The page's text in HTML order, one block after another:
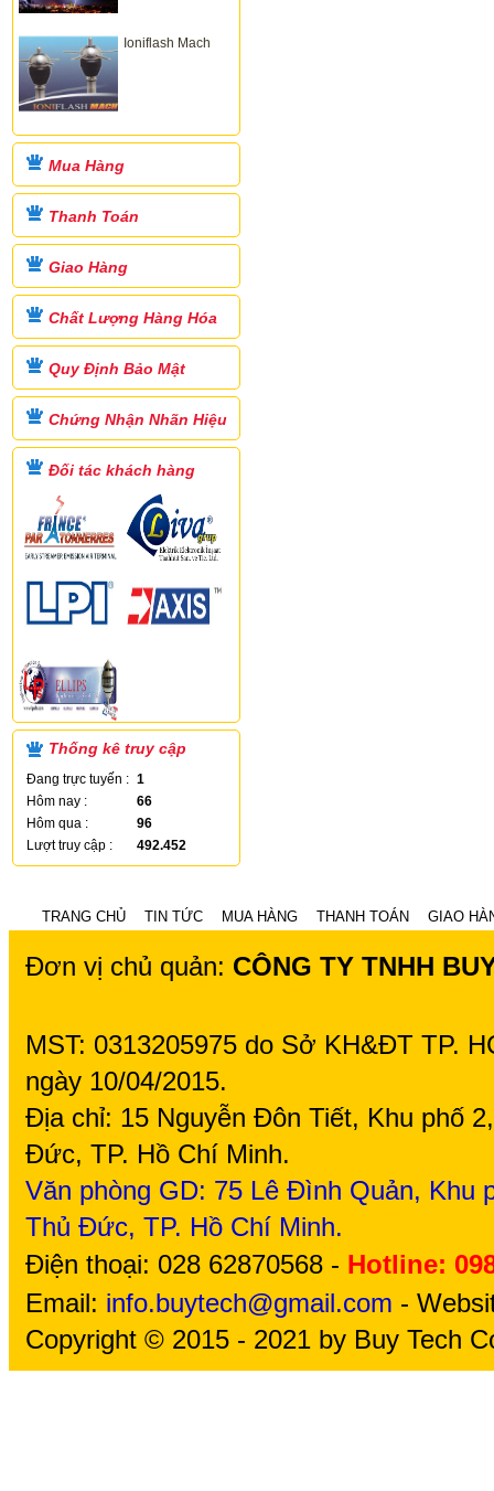
Ioniflash Mach
Mua Hàng
Thanh Toán
Giao Hàng
Chất Lượng Hàng Hóa
Quy Định Bảo Mật
Chứng Nhận Nhãn Hiệu
Đối tác khách hàng
Thống kê truy cập
Đang trực tuyến : 1
Hôm nay :
66
Hôm qua :
96
Lượt truy cập :
492.452
TRANG CHỦ TIN TỨC MUA HÀNG THANH TOÁN GIAO
Đơn vị chủ quản: CÔNG TY TNHH
MST: 0313205975 do Sở KH&ĐT TP.
ngày 10/04/2015.
Địa chỉ: 15 Nguyễn Đôn Tiết, Khu phố
Đức, TP. Hồ Chí Minh.
Văn phòng GD: 75 Lê Đình Quản, Khu
Thủ Đức, TP. Hồ Chí Minh.
Điện thoại: 028 62870568 - Hotline:
Email: info.buytech@gmail.com -
Copyright © 2015 - 2021 by Buy Tech